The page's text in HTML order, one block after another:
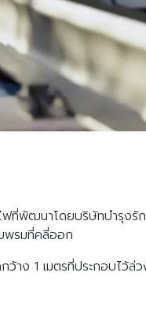
ที่พัฒนาโดยบริษัทบำรุงรั
พรมที่คลี่ออก
าง 1 เมตรที่ประกอบไว้